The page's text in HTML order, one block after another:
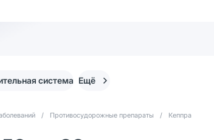
система Ещё
/ Противосудорожные препараты / Кеппра